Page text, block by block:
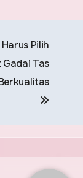
Pilih
Tas